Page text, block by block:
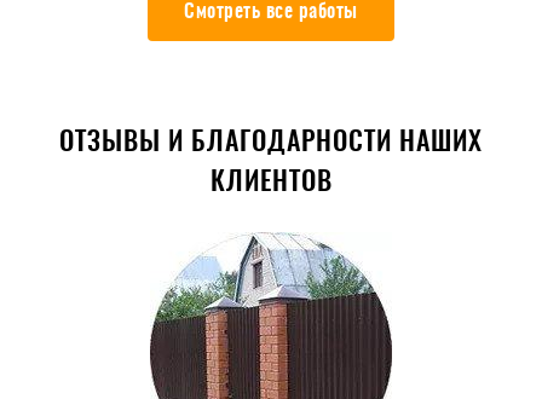
Смотреть все работы
ОТЗЫВЫ И БЛАГОДАРНОСТИ НАШИХ
КЛИЕНТОВ